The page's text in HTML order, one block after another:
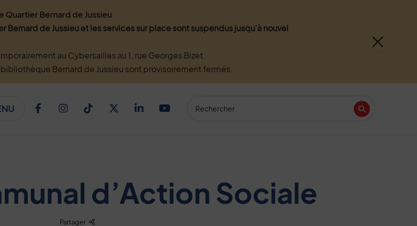
Quartier Bernard de Jussieu
Bernard de Jussieu et les services sur place sont suspendus jusqu'à nouvel
au Cybersailles au 1, rue Georges Bizet.
Bernard de Jussieu sont provisoirement fermés.
menu Facebook
Instagram
TikTokTwitter
LinkedinYoutube
Recherche
d’Action Sociale
Partager Liste des liens de partage